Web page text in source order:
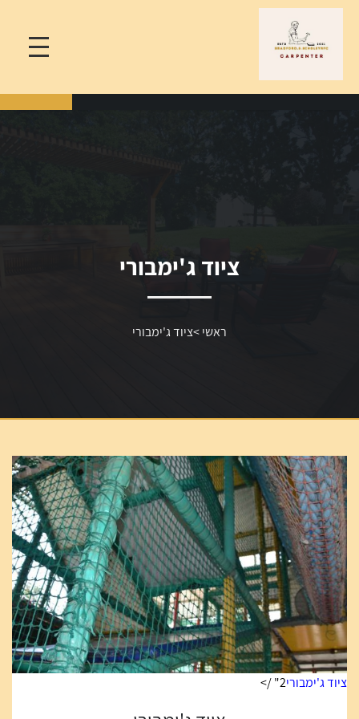
ציוד ג'ימבורי
ראשי>ציוד ג'ימבורי
ציוד ג'ימבורי2" />